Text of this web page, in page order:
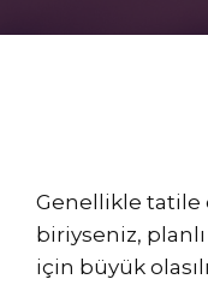
Genellikle tatile
biriyseniz,
için büyük